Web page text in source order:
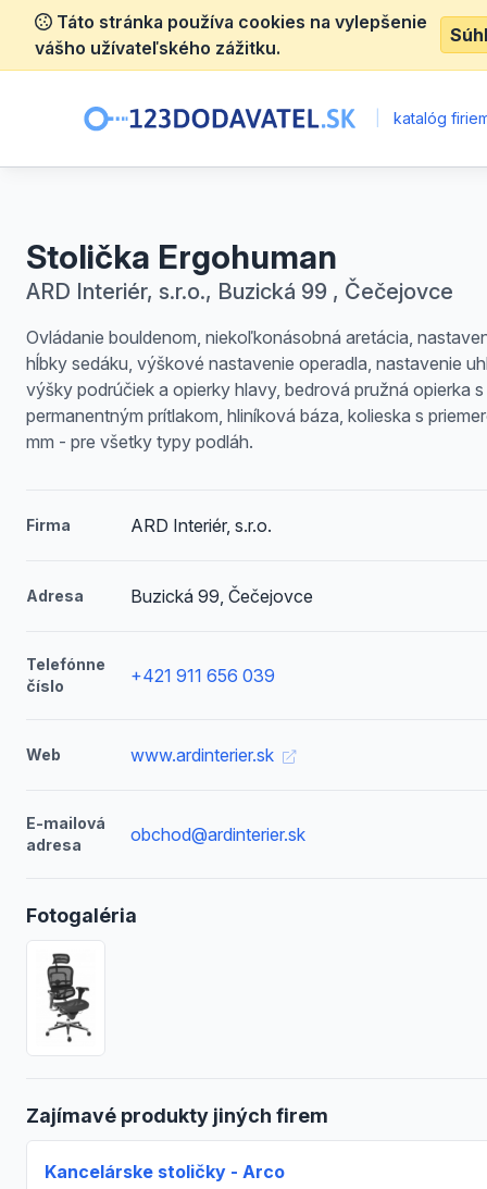
Táto stránka používa cookies na vylepšenie
vášho užívateľského zážitku.
katalóg
Stolička Ergohuman
ARD Interiér, s.r.o., Buzická 99 , Čečejovce
Ovládanie bouldenom, niekoľkonásobná aretácia,
hĺbky sedáku, výškové nastavenie operadla, nastavenie
výšky podrúčiek a opierky hlavy, bedrová pružná opierka s
permanentným prítlakom, hliníková báza, kolieska s
mm - pre všetky typy podláh.
Firma ARD Interiér, s.r.o.
Adresa Buzická 99, Čečejovce
Telefónne
číslo
+421 911 656 039
Web www.ardinterier.sk
E-mailová
adresa
obchod@ardinterier.sk
Fotogaléria
Zajímavé produkty jiných firem
Kancelárske stoličky - Arco